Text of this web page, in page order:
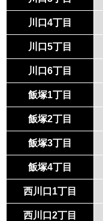
川口4丁目
川口5丁目
川口6丁目
飯塚1丁目
飯塚2丁目
飯塚3丁目
飯塚4丁目
西川口1丁目
西川口2丁目